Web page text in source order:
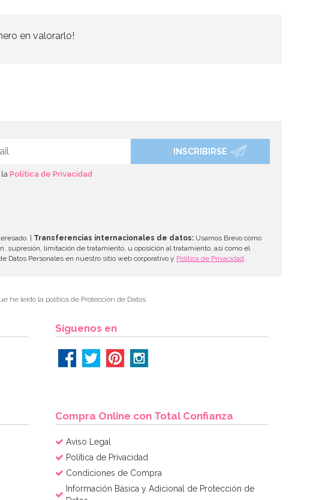
en valorarlo!
INSCRIBIRSE
Política de Privacidad
| Transferencias internacionales de datos: Usamos Brevo como
supresión, limitación de tratamiento, u oposición al tratamiento, así como el
Datos Personales en nuestro sitio web corporativo y Política de Privacidad
he leído la política de Protección de Datos.
Síguenos en
Compra Online con Total Confianza
Aviso Legal
Política de Privacidad
Condiciones de Compra
Información Básica y Adicional de Protección de